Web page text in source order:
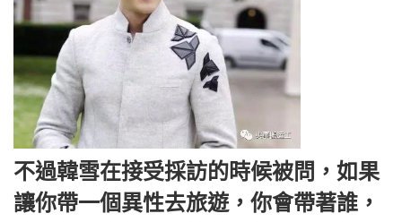
不過韓雪在接受採訪的時候被問，如果
讓你帶一個異性去旅遊，你會帶著誰，